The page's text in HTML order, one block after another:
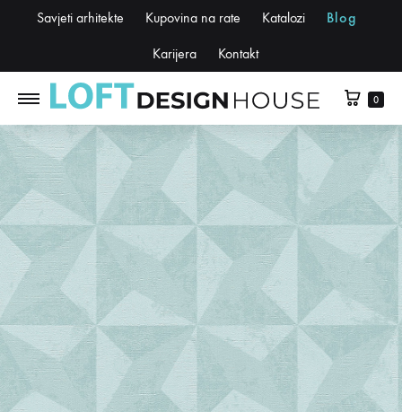
Savjeti arhitekte Kupovina na rate Katalozi Blog
Karijera Kontakt
0